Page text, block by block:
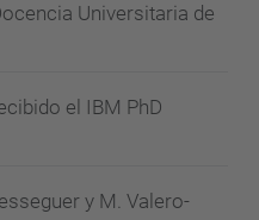
Universitaria de
el IBM PhD
y M. Valero-